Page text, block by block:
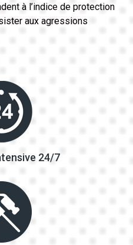
à l’indice de protection
aux agressions
24/7